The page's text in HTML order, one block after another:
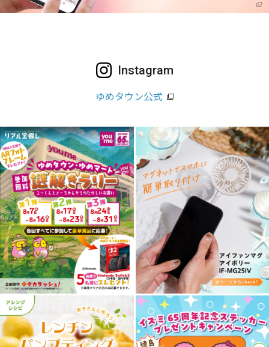
Instagram
ゆめタウン公式